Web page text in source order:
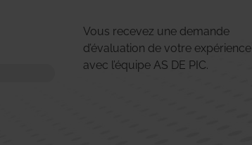
Vous recevez une demande
d’évaluation de votre expérience
avec l’équipe AS DE PIC.